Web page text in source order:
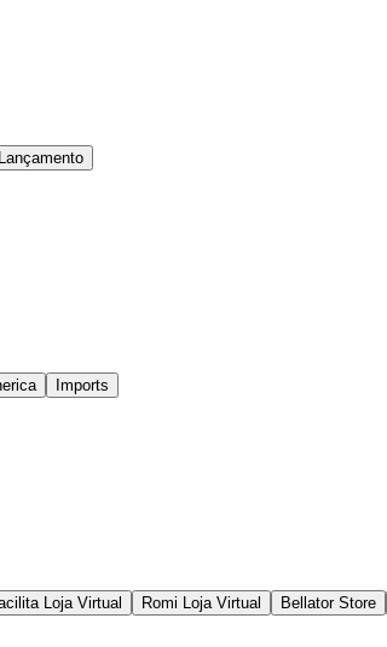
Lançamento
Imports
Loja Virtual Romi Loja Virtual Bellator Store